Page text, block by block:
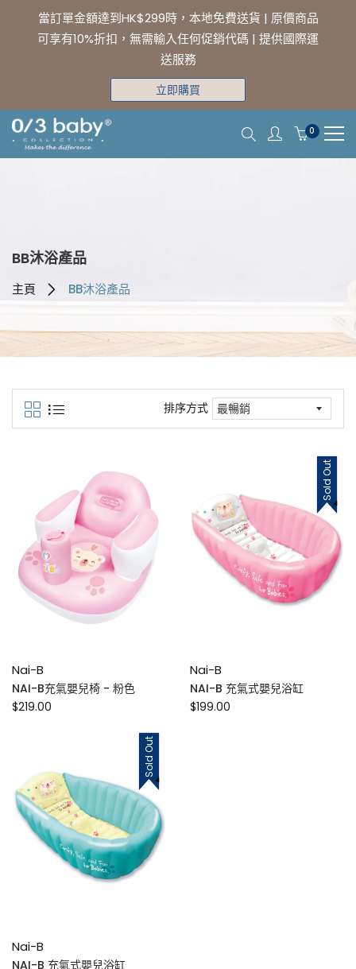
當訂單金額達到HK$299時，本地免費送貨 | 原價商品
可享有10%折扣，無需輸入任何促銷代碼 | 提供國際運
送服務
立即購買
0
BB沐浴產品
主頁 BB沐浴產品
排序方式
Nai-B
NAI-B充氣嬰兒椅 - 粉色
$219.00
Sold Out
Nai-B
NAI-B 充氣式嬰兒浴缸
$199.00
Sold Out
Nai-B
NAI-B 充氣式嬰兒浴缸